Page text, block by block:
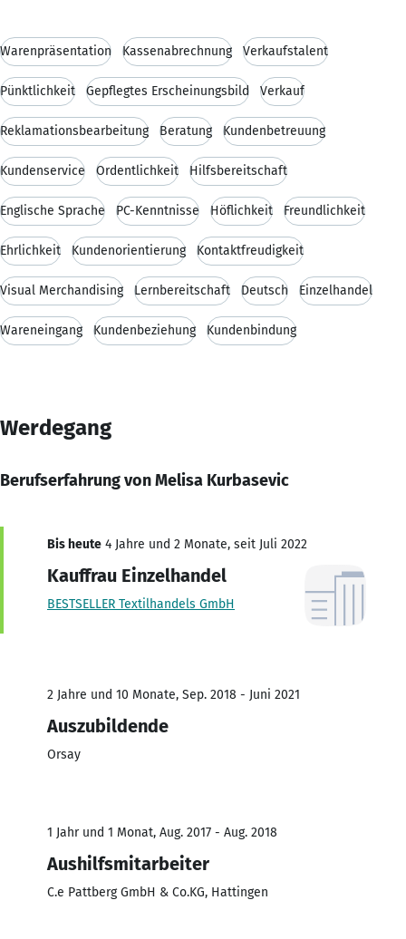
Warenpräsentation Kassenabrechnung Verkaufstalent
Pünktlichkeit Gepflegtes Erscheinungsbild Verkauf
Reklamationsbearbeitung Beratung Kundenbetreuung
Kundenservice Ordentlichkeit Hilfsbereitschaft
Englische Sprache PC-Kenntnisse Höflichkeit Freundlichkeit
Ehrlichkeit Kundenorientierung Kontaktfreudigkeit
Visual Merchandising Lernbereitschaft Deutsch Einzelhandel
Wareneingang Kundenbeziehung Kundenbindung
Werdegang
Berufserfahrung von Melisa Kurbasevic
Bis heute 4 Jahre und 2 Monate, seit Juli 2022
Kauffrau Einzelhandel
BESTSELLER Textilhandels GmbH
2 Jahre und 10 Monate, Sep. 2018 - Juni 2021
Auszubildende
Orsay
1 Jahr und 1 Monat, Aug. 2017 - Aug. 2018
Aushilfsmitarbeiter
C.e Pattberg GmbH & Co.KG, Hattingen